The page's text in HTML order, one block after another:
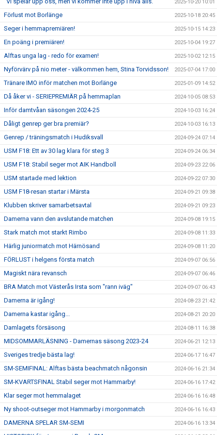
2025-10-20 10:01
Förlust mot Borlänge 2025-10-18 20:45
Seger i hemmapremiären! 2025-10-15 14:23
En poäng i premiären! 2025-10-04 19:27
Alftas unga lag - redo för examen! 2025-10-02 12:15
Nyförvärv på nio meter - välkommen hem, Stina Torvidsson! 2025-07-04 17:00
Tränare IMO inför matchen mot Borlänge 2025-01-09 14:52
Då åker vi - SERIEPREMIÄR på hemmaplan 2024-10-05 08:53
Inför damtvåan säsongen 2024-25 2024-10-03 16:24
Dåligt genrep ger bra premiär? 2024-10-03 16:13
Genrep / träningsmatch i Hudiksvall 2024-09-24 07:14
USM F18: Ett av 30 lag klara för steg 3 2024-09-24 06:34
USM F18: Stabil seger mot AIK Handboll 2024-09-23 22:06
USM startade med lektion 2024-09-22 07:30
USM F18-resan startar i Märsta 2024-09-21 09:38
Klubben skriver samarbetsavtal 2024-09-21 09:23
Damerna vann den avslutande matchen 2024-09-08 19:15
Stark match mot starkt Rimbo 2024-09-08 11:33
Härlig juniormatch mot Härnösand 2024-09-08 11:20
FÖRLUST i helgens första match 2024-09-07 06:56
Magiskt nära revansch 2024-09-07 06:46
BRA Match mot Västerås Irsta som "rann iväg" 2024-09-07 06:43
Damerna är igång! 2024-08-23 21:42
Damerna kastar igång... 2024-08-21 20:20
Damlagets försäsong 2024-08-11 16:38
MIDSOMMARLÄSNING - Damernas säsong 2023-24 2024-06-21 12:13
Sveriges tredje bästa lag! 2024-06-17 16:47
SM-SEMIFINAL: Alftas bästa beachmatch någonsin 2024-06-16 21:34
SM-KVARTSFINAL Stabil seger mot Hammarby! 2024-06-16 17:42
Klar seger mot hemmalaget 2024-06-16 16:48
Ny shoot-outseger mot Hammarby i morgonmatch 2024-06-16 16:43
DAMERNA SPELAR SM-SEMI 2024-06-16 13:34